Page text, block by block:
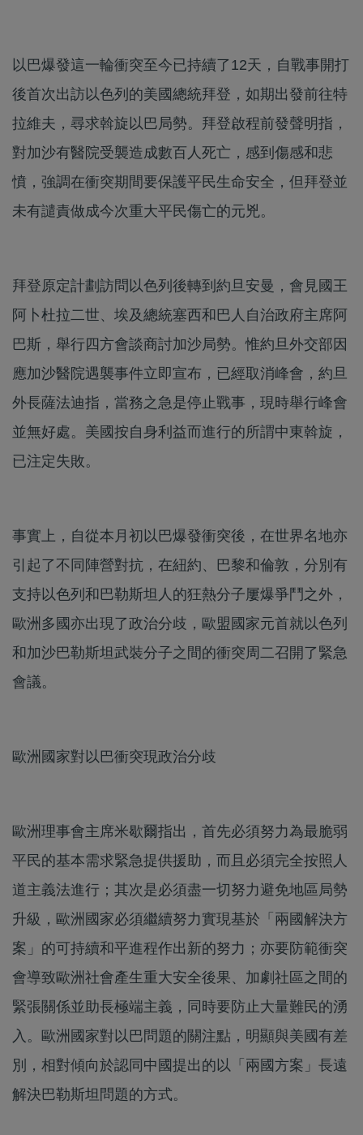
以巴爆發這一輪衝突至今已持續了12天，自戰事開打
後首次出訪以色列的美國總統拜登，如期出發前往特
拉維夫，尋求斡旋以巴局勢。拜登啟程前發聲明指，
對加沙有醫院受襲造成數百人死亡，感到傷感和悲
憤，強調在衝突期間要保護平民生命安全，但拜登並
未有譴責做成今次重大平民傷亡的元兇。
拜登原定計劃訪問以色列後轉到約旦安曼，會見國王
阿卜杜拉二世、埃及總統塞西和巴人自治政府主席阿
巴斯，舉行四方會談商討加沙局勢。惟約旦外交部因
應加沙醫院遇襲事件立即宣布，已經取消峰會，約旦
外長薩法迪指，當務之急是停止戰事，現時舉行峰會
並無好處。美國按自身利益而進行的所謂中東斡旋，
已注定失敗。
事實上，自從本月初以巴爆發衝突後，在世界名地亦
引起了不同陣營對抗，在紐約、巴黎和倫敦，分別有
支持以色列和巴勒斯坦人的狂熱分子屢爆爭鬥之外，
歐洲多國亦出現了政治分歧，歐盟國家元首就以色列
和加沙巴勒斯坦武裝分子之間的衝突周二召開了緊急
會議。
歐洲國家對以巴衝突現政治分歧
歐洲理事會主席米歇爾指出，首先必須努力為最脆弱
平民的基本需求緊急提供援助，而且必須完全按照人
道主義法進行；其次是必須盡一切努力避免地區局勢
升級，歐洲國家必須繼續努力實現基於「兩國解決方
案」的可持續和平進程作出新的努力；亦要防範衝突
會導致歐洲社會產生重大安全後果、加劇社區之間的
緊張關係並助長極端主義，同時要防止大量難民的湧
入。歐洲國家對以巴問題的關注點，明顯與美國有差
別，相對傾向於認同中國提出的以「兩國方案」長遠
解決巴勒斯坦問題的方式。